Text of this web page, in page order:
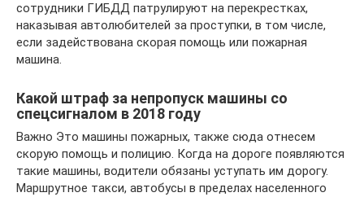
сотрудники ГИБДД патрулируют на перекрестках,
наказывая автолюбителей за проступки, в том числе,
если задействована скорая помощь или пожарная
машина.
Какой штраф за непропуск машины со
спецсигналом в 2018 году
Важно Это машины пожарных, также сюда отнесем
скорую помощь и полицию. Когда на дороге появляются
такие машины, водители обязаны уступать им дорогу.
Маршрутное такси, автобусы в пределах населенного